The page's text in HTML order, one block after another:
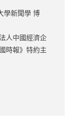
學新聞學 博
人中國經濟企
時報》特約主